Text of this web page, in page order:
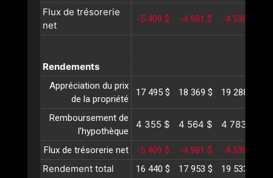
Flux de trésorerie
net
-5 409 $ -4 981 $ -4 538 $
Rendements
Appréciation du prix
de la propriété
17 495 $ 18 369 $ 19 288 $
Remboursement de
l’hypothèque
4 355 $ 4 564 $ 4 783 $
Flux de trésorerie net -5 409 $ -4 981 $ -4 538 $
Rendement total 16 440 $ 17 953 $ 19 533 $